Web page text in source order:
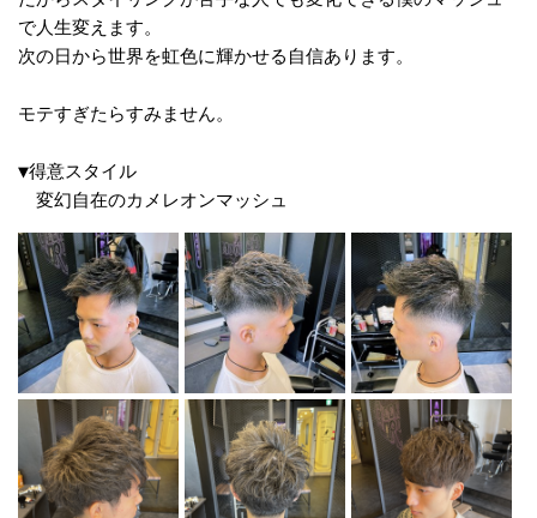
で人生変えます。
次の日から世界を虹色に輝かせる自信あります。
モテすぎたらすみません。
▼得意スタイル
変幻自在のカメレオンマッシュ